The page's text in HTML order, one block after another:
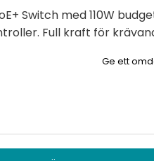
Switch med 110W
Full kraft för
Ge ett